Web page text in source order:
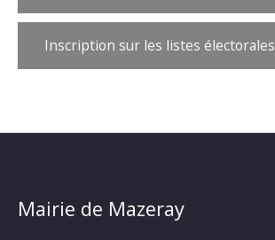
Inscription sur les listes électorales
Mairie de Mazeray